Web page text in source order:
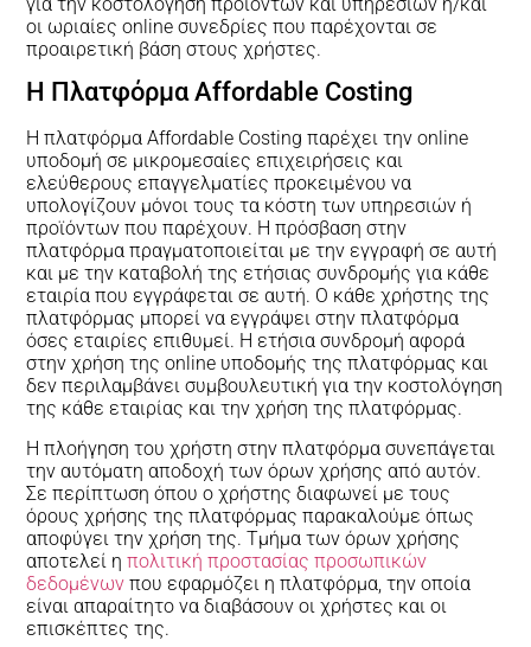
οι ωριαίες online συνεδρίες που παρέχονται σε
προαιρετική βάση στους χρήστες.
Η Πλατφόρμα Affordable Costing
Η πλατφόρμα Affordable Costing παρέχει την online
υποδομή σε μικρομεσαίες επιχειρήσεις και
ελεύθερους επαγγελματίες προκειμένου να
υπολογίζουν μόνοι τους τα κόστη των υπηρεσιών ή
προϊόντων που παρέχουν. Η πρόσβαση στην
πλατφόρμα πραγματοποιείται με την εγγραφή σε αυτή
και με την καταβολή της ετήσιας συνδρομής για κάθε
εταιρία που εγγράφεται σε αυτή. Ο κάθε χρήστης της
πλατφόρμας μπορεί να εγγράψει στην πλατφόρμα
όσες εταιρίες επιθυμεί. Η ετήσια συνδρομή αφορά
στην χρήση της online υποδομής της πλατφόρμας και
δεν περιλαμβάνει συμβουλευτική για την κοστολόγηση
της κάθε εταιρίας και την χρήση της πλατφόρμας.
Η πλοήγηση του χρήστη στην πλατφόρμα συνεπάγεται
την αυτόματη αποδοχή των όρων χρήσης από αυτόν.
Σε περίπτωση όπου ο χρήστης διαφωνεί με τους
όρους χρήσης της πλατφόρμας παρακαλούμε όπως
αποφύγει την χρήση της. Τμήμα των όρων χρήσης
αποτελεί ηπολιτική προστασίας προσωπικών
δεδομένων που εφαρμόζει η πλατφόρμα, την οποία
είναι απαραίτητο να διαβάσουν οι χρήστες και οι
επισκέπτες της.